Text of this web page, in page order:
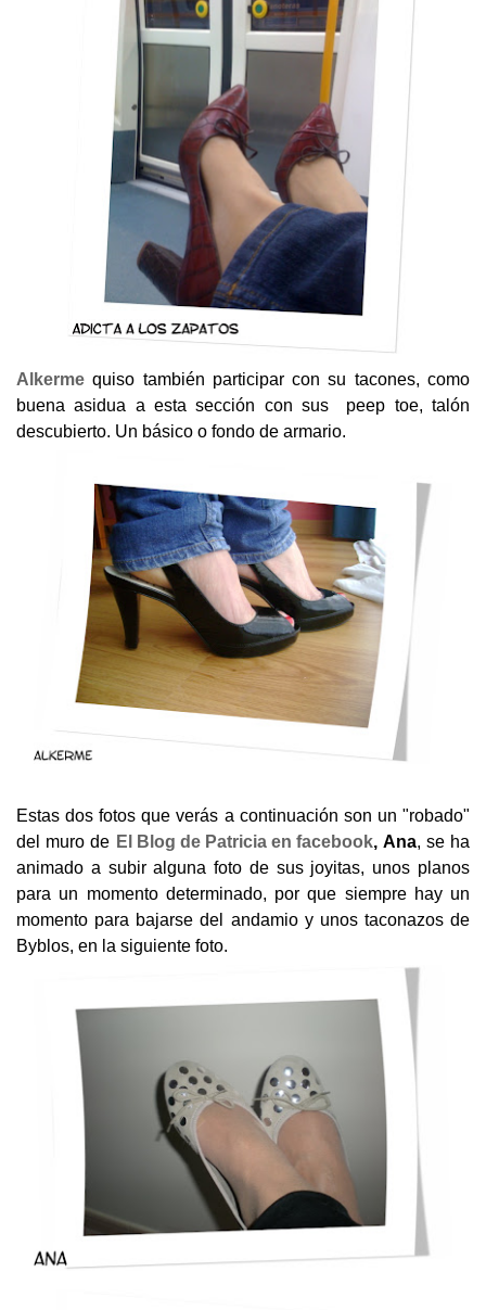
Alkerme quiso también participar con su tacones, como
buena asidua a esta sección con sus peep toe, talón
descubierto. Un básico o fondo de armario.
Estas dos fotos que verás a continuación son un "robado"
del muro de El Blog de Patricia en facebook, Ana, se ha
animado a subir alguna foto de sus joyitas, unos planos
para un momento determinado, por que siempre hay un
momento para bajarse del andamio y unos taconazos de
Byblos, en la siguiente foto.